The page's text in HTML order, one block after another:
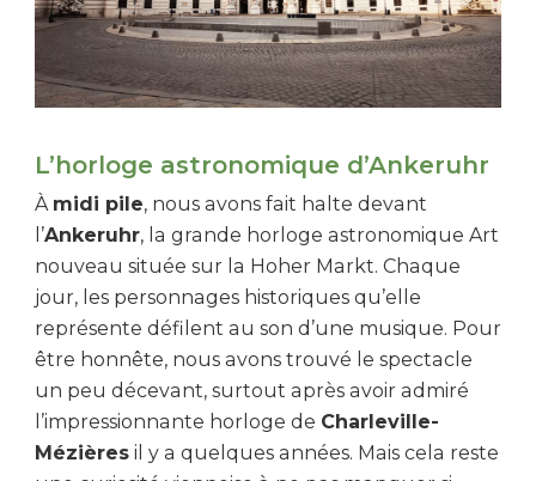
L’horloge astronomique d’Ankeruhr
À midi pile, nous avons fait halte devant
l’Ankeruhr, la grande horloge astronomique Art
nouveau située sur la Hoher Markt. Chaque
jour, les personnages historiques qu’elle
représente défilent au son d’une musique. Pour
être honnête, nous avons trouvé le spectacle
un peu décevant, surtout après avoir admiré
l’impressionnante horloge de Charleville-
Mézières il y a quelques années. Mais cela reste